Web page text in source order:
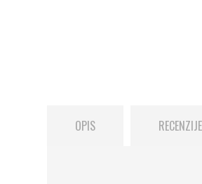
OPIS